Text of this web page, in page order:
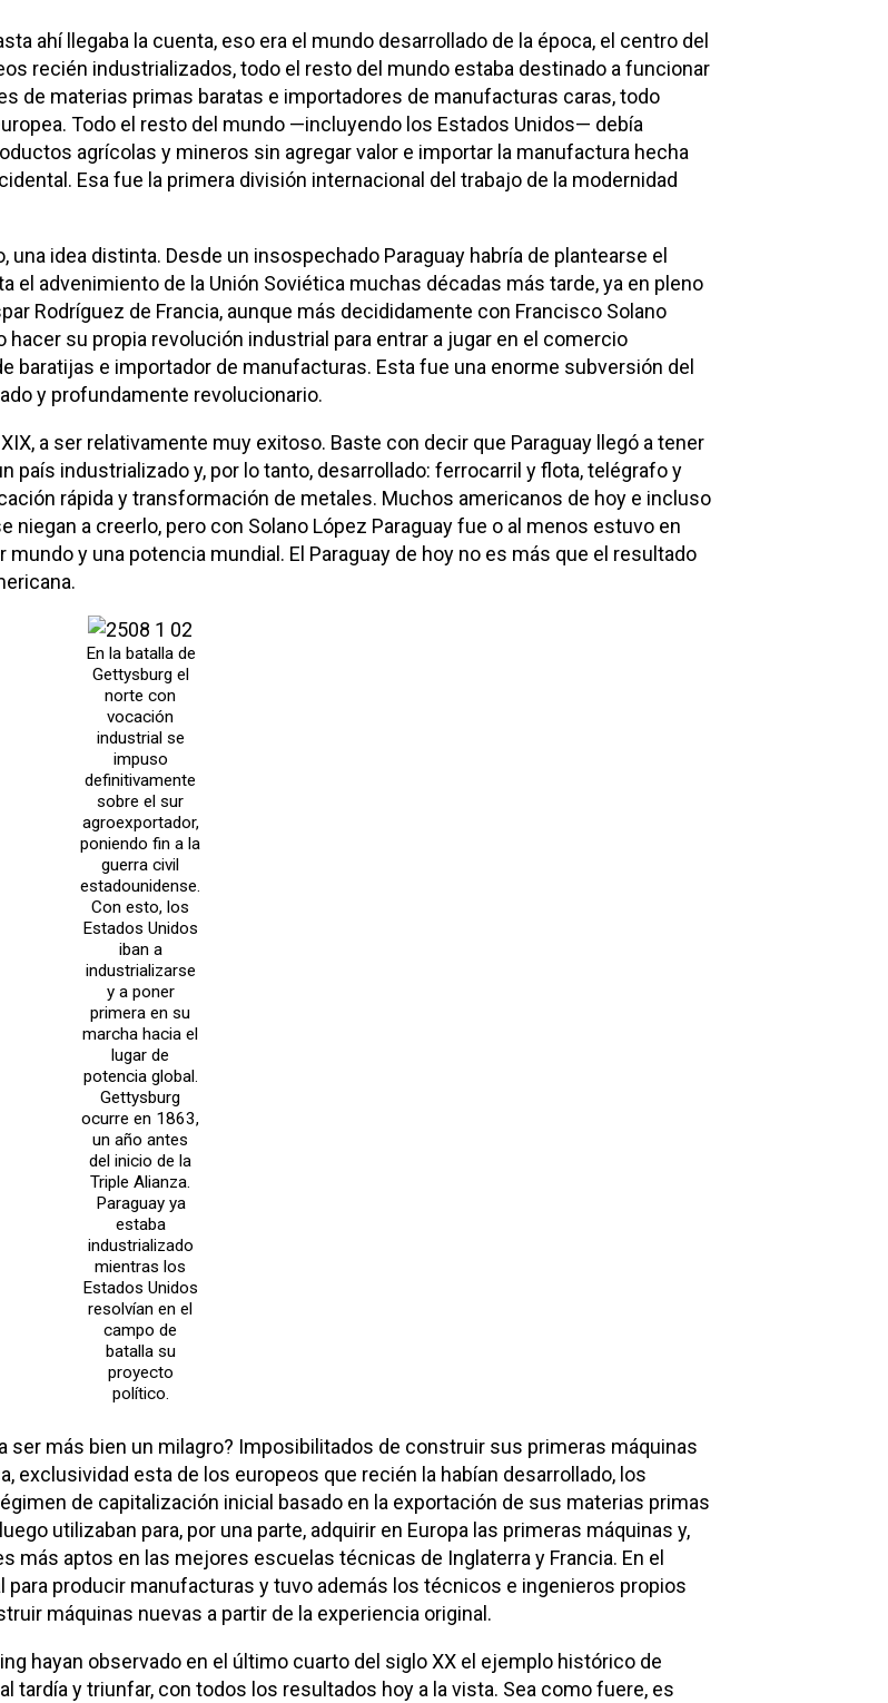
ahí llegaba la cuenta, eso era el mundo desarrollado de la época, el centro del
recién industrializados, todo el resto del mundo estaba destinado a funcionar
de materias primas baratas e importadores de manufacturas caras, todo
Todo el resto del mundo —incluyendo los Estados Unidos— debía
agrícolas y mineros sin agregar valor e importar la manufactura hecha
Esa fue la primera división internacional del trabajo de la modernidad
idea distinta. Desde un insospechado Paraguay habría de plantearse el
el advenimiento de la Unión Soviética muchas décadas más tarde, ya en pleno
Rodríguez de Francia, aunque más decididamente con Francisco Solano
hacer su propia revolución industrial para entrar a jugar en el comercio
baratijas e importador de manufacturas. Esta fue una enorme subversión del
y profundamente revolucionario.
a ser relativamente muy exitoso. Baste con decir que Paraguay llegó a tener
industrializado y, por lo tanto, desarrollado: ferrocarril y flota, telégrafo y
rápida y transformación de metales. Muchos americanos de hoy e incluso
a creerlo, pero con Solano López Paraguay fue o al menos estuvo en
y una potencia mundial. El Paraguay de hoy no es más que el resultado
En la batalla de
Gettysburg el
norte con
vocación
industrial se
impuso
definitivamente
sobre el sur
agroexportador,
poniendo fin a la
guerra civil
estadounidense.
Con esto, los
Estados Unidos
iban a
industrializarse
y a poner
primera en su
marcha hacia el
lugar de
potencia global.
Gettysburg
ocurre en 1863,
un año antes
del inicio de la
Triple Alianza.
Paraguay ya
estaba
industrializado
mientras los
Estados Unidos
resolvían en el
campo de
batalla su
proyecto
político.
ser más bien un milagro? Imposibilitados de construir sus primeras máquinas
exclusividad esta de los europeos que recién la habían desarrollado, los
de capitalización inicial basado en la exportación de sus materias primas
utilizaban para, por una parte, adquirir en Europa las primeras máquinas y,
más aptos en las mejores escuelas técnicas de Inglaterra y Francia. En el
para producir manufacturas y tuvo además los técnicos e ingenieros propios
máquinas nuevas a partir de la experiencia original.
hayan observado en el último cuarto del siglo XX el ejemplo histórico de
tardía y triunfar, con todos los resultados hoy a la vista. Sea como fuere, es